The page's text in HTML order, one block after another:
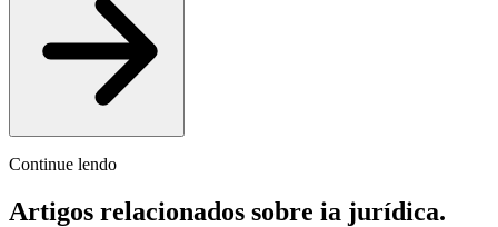
Continue lendo
Artigos relacionados sobre ia jurídica.